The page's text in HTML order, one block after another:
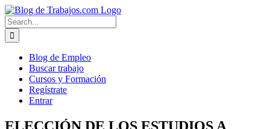
Skip
to
content
Search
for:
Blog de Empleo
Buscar trabajo
Cursos y Formación
Regístrate
Entrar